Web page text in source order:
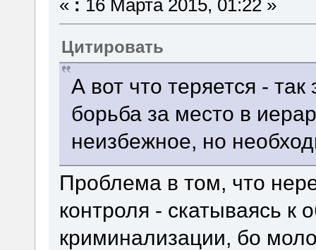
« : 16 Марта 2015, 01:22 »
Цитировать
А вот что теряется -
борьба за место в
неизбежное, но
Проблема в том, что
контроля - скатываясь к
криминализации, бо